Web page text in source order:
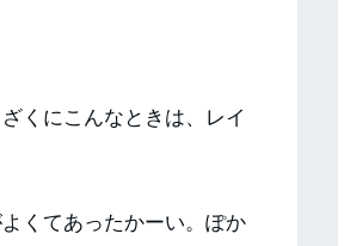
くにこんなときは、レイ
くてあったかーい。ぽか